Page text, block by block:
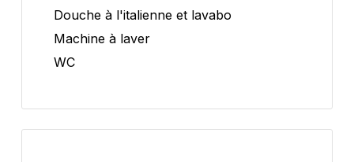
Douche à l'italienne et lavabo
Machine à laver
WC